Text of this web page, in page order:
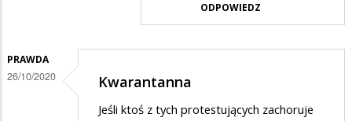
odpowiedzi
na
POLL
ODPOWIEDZ
PRAWDA
26/10/2020 Kwarantanna
Jeśli ktoś z tych protestujących zachoruje